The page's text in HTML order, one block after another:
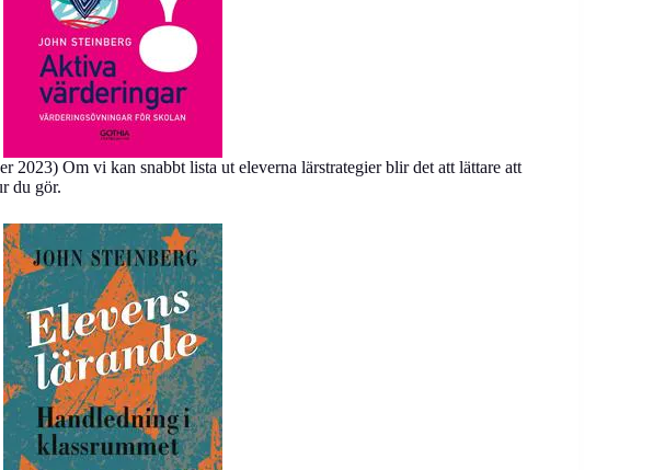
2023) Om vi kan snabbt lista ut eleverna lärstrategier blir det att lättare att
du gör.